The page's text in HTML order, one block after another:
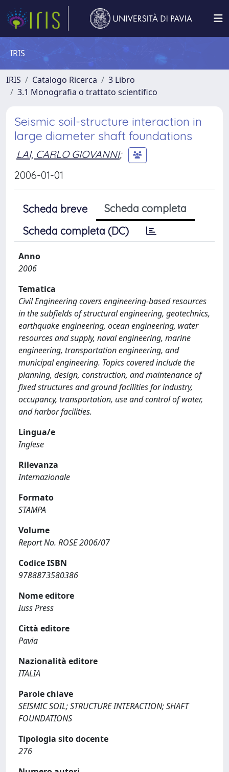
IRIS
IRIS Catalogo Ricerca
3 Libro
3.1 Monografia o trattato scientifico
Seismic soil-structure interaction in
large diameter shaft foundations
LAI, CARLO GIOVANNI;
2006-01-01
Scheda breve
Scheda completa
Scheda completa (DC)
Anno
2006
Tematica
Civil Engineering covers engineering-based resources
in the subfields of structural engineering, geotechnics,
earthquake engineering, ocean engineering, water
resources and supply, naval engineering, marine
engineering, transportation engineering, and
municipal engineering. Topics covered include the
planning, design, construction, and maintenance of
fixed structures and ground facilities for industry,
occupancy, transportation, use and control of water,
and harbor facilities.
Lingua/e
Inglese
Rilevanza
Internazionale
Formato
STAMPA
Volume
Report No. ROSE 2006/07
Codice ISBN
9788873580386
Nome editore
Iuss Press
Città editore
Pavia
Nazionalità editore
ITALIA
Parole chiave
SEISMIC SOIL; STRUCTURE INTERACTION; SHAFT
FOUNDATIONS
Tipologia sito docente
276